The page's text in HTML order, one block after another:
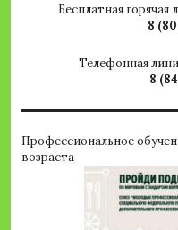
Бесплатная
8
Телефонная
8
Профессиональное
возраста